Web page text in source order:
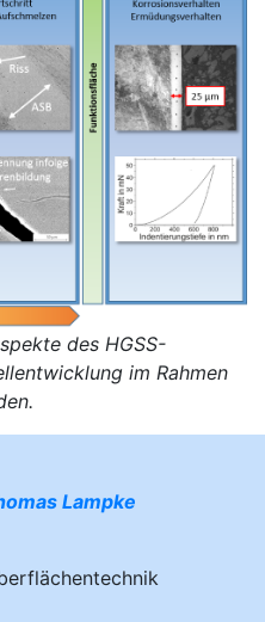
des HGSS-
im Rahmen
Lampke